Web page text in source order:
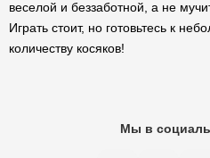
веселой и беззаботной, а не
Играть стоит, но готовьтесь к
количеству косяков!
Мы в